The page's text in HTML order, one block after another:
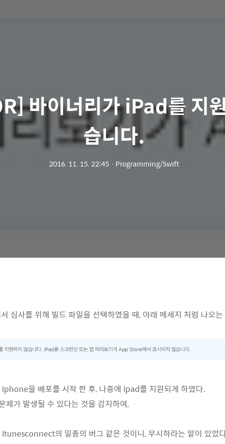
바이너리가 iPad를 지
습니다.
2016. 11. 15. 22:45 ㆍ Programming/Swift
심사를 위해 빌드 파일을 선택하였을 때, 아래 메세지 처럼 나오는
iphone을 배포를 시작 한 후, 나중에 ipad를 지원되게 하였다.
제가 발생될 수 있다는 것을 감지하여,
itunesconnect의 일종의 버그 같은 것이니, 무시하라는 말이 있었